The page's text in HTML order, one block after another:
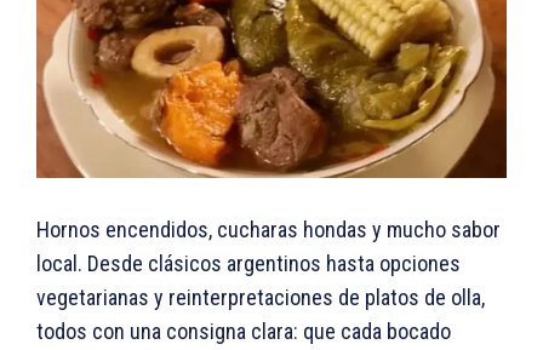
Hornos encendidos, cucharas hondas y mucho sabor
local. Desde clásicos argentinos hasta opciones
vegetarianas y reinterpretaciones de platos de olla,
todos con una consigna clara: que cada bocado